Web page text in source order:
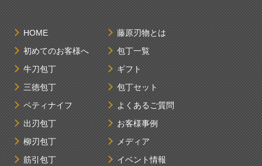
HOME
初めてのお客様へ
牛刀包丁
三徳包丁
ペティナイフ
出刃包丁
柳刃包丁
筋引包丁
藤原刃物とは
包丁一覧
ギフト
包丁セット
よくあるご質問
お客様事例
メディア
イベント情報